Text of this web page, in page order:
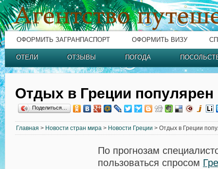
ОФОРМИТЬ ЗАГРАНПАСПОРТ ОФОРМИТЬ ВИЗУ
ОТЕЛИ ОТЗЫВЫ ПОГОДА
Отдых в Греции популярен
Поделиться…
Главная > Новости стран мира > Новости Греции > Отдых в Греции
По прогнозам
пользоваться спросом